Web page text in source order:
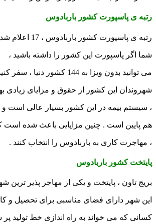
رتبه ی پاسپورت کشور باربادوس
رتبه ی پاسپورت کشور باربادوس ، 17 اعلام شده است ،
شما اگر پاسپورت این کشور را داشته باشید ،
می توانید بدون ویزا به 144 کشور دنیا ، سفر کنید .
شهروندان این کشور از حقوق و مزایای زیادی
، سیستم بیمه در این کشور بسیار عالی است و
هم پایین است . چنین مزایایی باعث شده است
، مهاجرت کاری به باربادوس را انتخاب کنند .
پایتخت کشور باربادوس
بریج تاون ، پایتخت و یکی از مهاجر پذیر ترین
این شهر دارای فضای مناسبی برای تحصیل و
کسانی که می خواند به راه اندازی خط تولید پر